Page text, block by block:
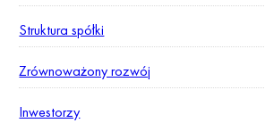
Struktura spółki
Zrównoważony rozwój
Inwestorzy